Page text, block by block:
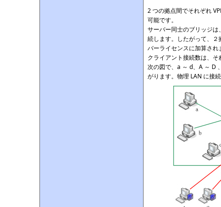
2 つの拠点間でそれぞれ
可能です。
サーバー同士のブリッジ
続します。したがって、
バーライセンスに加算され
クライアント接続数は、
次の図で、a ～ d、A ～ D
がります。物理 LAN に接